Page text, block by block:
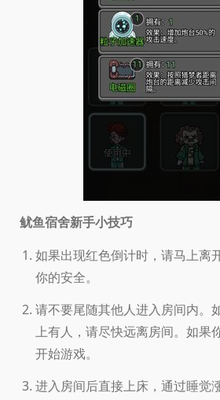
鱿鱼宿舍新手小技巧
如果出现红色倒计时，请马上离
你的安全。
请不要尾随其他人进入房间内。
上有人，请尽快远离房间。如果
开始游戏。
进入房间后直接上床，通过睡觉